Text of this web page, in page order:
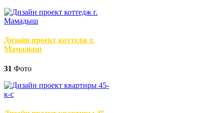
Дизайн проект коттедж г.
Мамадыш
31 Фото